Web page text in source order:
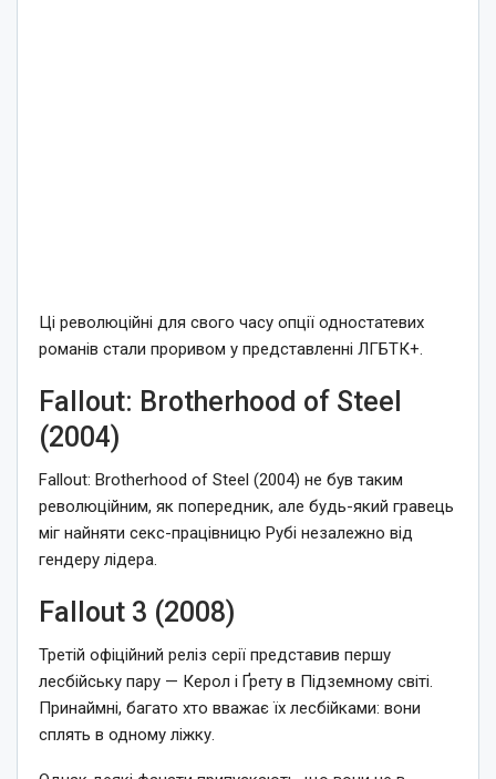
Ці революційні для свого часу опції одностатевих
романів стали проривом у представленні ЛГБТК+.
Fallout: Brotherhood of Steel
(2004)
Fallout: Brotherhood of Steel (2004) не був таким
революційним, як попередник, але будь-який гравець
міг найняти секс-працівницю Рубі незалежно від
гендеру лідера.
Fallout 3 (2008)
Третій офіційний реліз серії представив першу
лесбійську пару — Керол і Ґрету в Підземному світі.
Принаймні, багато хто вважає їх лесбійками: вони
сплять в одному ліжку.